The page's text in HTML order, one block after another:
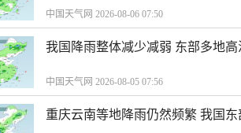
中国天气网 2026-08-06 07:50
我国降雨整体减少减弱 东部多地
中国天气网 2026-08-05 07:56
重庆云南等地降雨仍然频繁 我国